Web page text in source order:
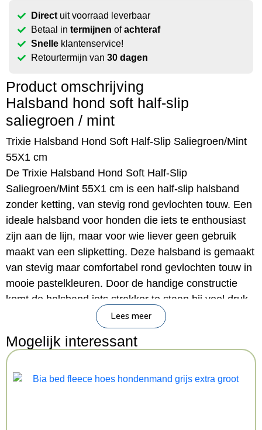
Directuit voorraad leverbaar
Betaal in termijnen ofachteraf
Snelleklantenservice!
Retourtermijn van 30 dagen
Product omschrijving
Halsband hond soft half-slip
saliegroen / mint
Trixie Halsband Hond Soft Half-Slip Saliegroen/Mint
55X1 cm
De Trixie Halsband Hond Soft Half-Slip
Saliegroen/Mint 55X1 cm is een half-slip halsband
zonder ketting, van stevig rond gevlochten touw. Een
ideale halsband voor honden die iets te enthousiast
zijn aan de lijn, maar voor wie liever geen gebruik
maakt van een slipketting. Deze halsband is gemaakt
van stevig maar comfortabel rond gevlochten touw in
mooie pastelkleuren. Door de handige constructie
komt de halsband iets strakker te staan bij veel druk,
maar zorgt de knoop, die je zelf kunt plaatsen voor
het juiste formaat, voor een blokkade die voorkomt
dat de halsband volledig strak trekt. Eenvoudig om-
en af te doen!
Lees meer
Mogelijk interessant